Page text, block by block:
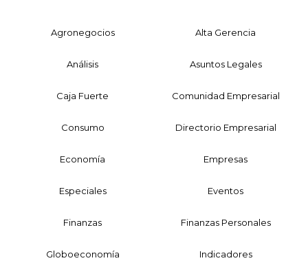
Agronegocios Alta Gerencia
Análisis Asuntos Legales
Caja Fuerte Comunidad Empresarial
Consumo Directorio Empresarial
Economía Empresas
Especiales Eventos
Finanzas Finanzas Personales
Globoeconomía Indicadores